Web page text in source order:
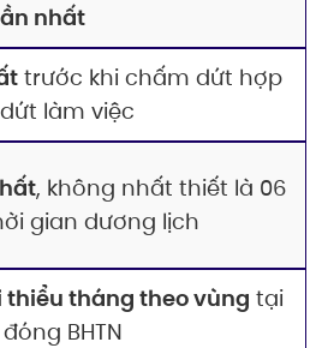
nhất
trước khi chấm dứt hợp
làm việc
, không nhất thiết là 06
gian dương lịch
thiểu tháng theo vùng tại
BHTN